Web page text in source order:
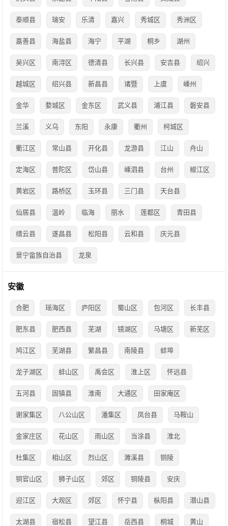
泰顺县 瑞安 乐清 嘉兴 秀城区 秀洲区
嘉善县 海盐县 海宁 平湖 桐乡 湖州
吴兴区 南浔区 德清县 长兴县 安吉县 绍兴
越城区 绍兴县 新昌县 诸暨 上虞 嵊州
金华 婺城区 金东区 武义县 浦江县 磐安县
兰溪 义乌 东阳 永康 衢州 柯城区
衢江区 常山县 开化县 龙游县 江山 舟山
定海区 普陀区 岱山县 嵊泗县 台州 椒江区
黄岩区 路桥区 玉环县 三门县 天台县
仙居县 温岭 临海 丽水 莲都区 青田县
缙云县 遂昌县 松阳县 云和县 庆元县
景宁畲族自治县 龙泉
安徽
合肥 瑶海区 庐阳区 蜀山区 包河区 长丰县
肥东县 肥西县 芜湖 镜湖区 马塘区 新芜区
鸠江区 芜湖县 繁昌县 南陵县 蚌埠
龙子湖区 蚌山区 禹会区 淮上区 怀远县
五河县 固镇县 淮南 大通区 田家庵区
谢家集区 八公山区 潘集区 凤台县 马鞍山
金家庄区 花山区 雨山区 当涂县 淮北
杜集区 相山区 烈山区 濉溪县 铜陵
铜官山区 狮子山区 郊区 铜陵县 安庆
迎江区 大观区 郊区 怀宁县 枞阳县 潜山县
太湖县 宿松县 望江县 岳西县 桐城 黄山